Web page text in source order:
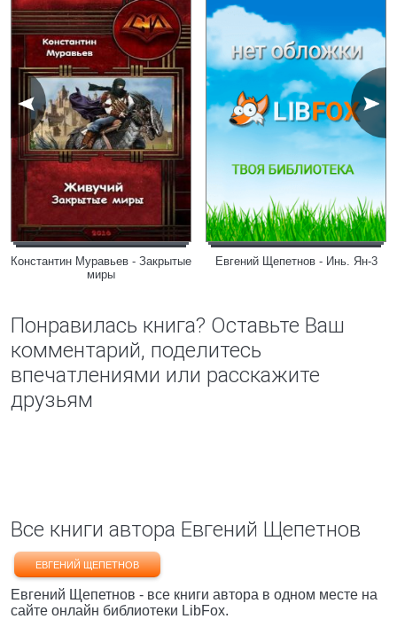
Константин Муравьев - Закрытые
миры
Евгений Щепетнов - Инь. Ян-3
Понравилась книга? Оставьте Ваш
комментарий, поделитесь
впечатлениями или расскажите
друзьям
Все книги автора Евгений Щепетнов
ЕВГЕНИЙ ЩЕПЕТНОВ
Евгений Щепетнов - все книги автора в одном месте на
сайте онлайн библиотеки LibFox.